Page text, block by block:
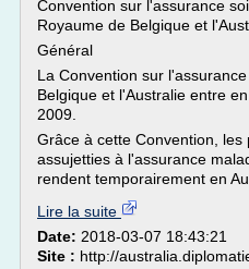
Convention sur l'assurance
Royaume de Belgique et
Général
La Convention sur
Belgique et l'Australie entre
2009.
Grâce à cette Convention,
assujetties à l'assurance
rendent temporairement en
Lire la suite
Date: 2018-03-07 18:43:21
Site : http://